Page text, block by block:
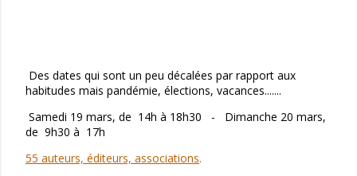
Des dates qui sont un peu décalées par rapport aux
habitudes mais pandémie, élections, vacances.......
Samedi 19 mars, de 14h à 18h30 - Dimanche 20 mars,
de 9h30 à 17h
55 auteurs, éditeurs, associations.